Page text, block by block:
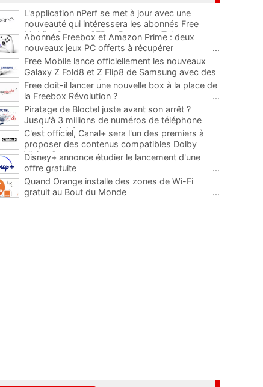
L'application nPerf se met à jour avec une
nouveauté qui intéressera les abonnés Free
Mobile, Orange, SFR et Bouygues Telecom
Abonnés Freebox et Amazon Prime : deux
nouveaux jeux PC offerts à récupérer
...
Free Mobile lance officiellement les nouveaux
Galaxy Z Fold8 et Z Flip8 de Samsung avec des
promos et des cadeaux
...
Free doit-il lancer une nouvelle box à la place de
la Freebox Révolution ?
...
Piratage de Bloctel juste avant son arrêt ?
Jusqu'à 3 millions de numéros de téléphone
auraient fuité
C'est officiel, Canal+ sera l'un des premiers à
proposer des contenus compatibles Dolby
Vision 2
Disney+ annonce étudier le lancement d'une
offre gratuite
...
Quand Orange installe des zones de Wi-Fi
gratuit au Bout du Monde
...